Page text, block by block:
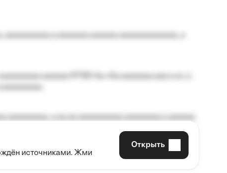
aaa, a aaaaaaaaaa, aaaaaa aaaaaa a aaaaaa.
источниками. Жми
Открыть